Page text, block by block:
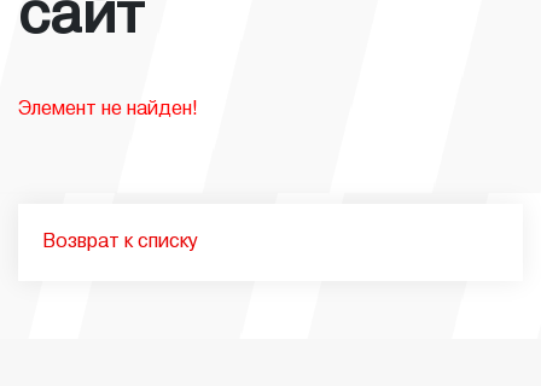
сайт
Элемент не найден!
Возврат к списку